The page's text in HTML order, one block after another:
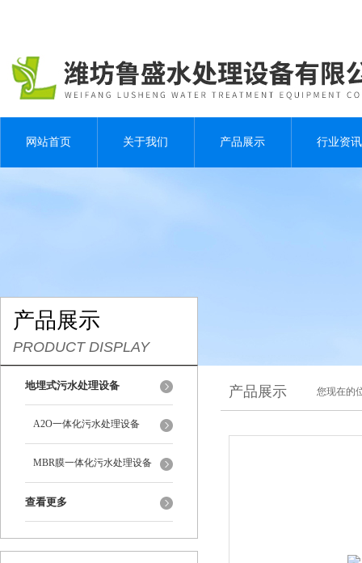
网站首页 关于我们 产品展示 行业资讯
产品展示
PRODUCT DISPLAY
地埋式污水处理设备
A2O一体化污水处理设备
MBR膜一体化污水处理设备
查看更多
产品展示 您现在的